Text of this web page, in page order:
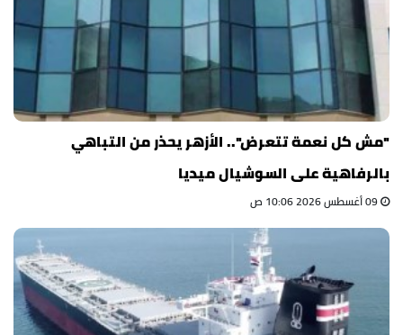
"مش كل نعمة تتعرض".. الأزهر يحذر من التباهي
بالرفاهية على السوشيال ميديا